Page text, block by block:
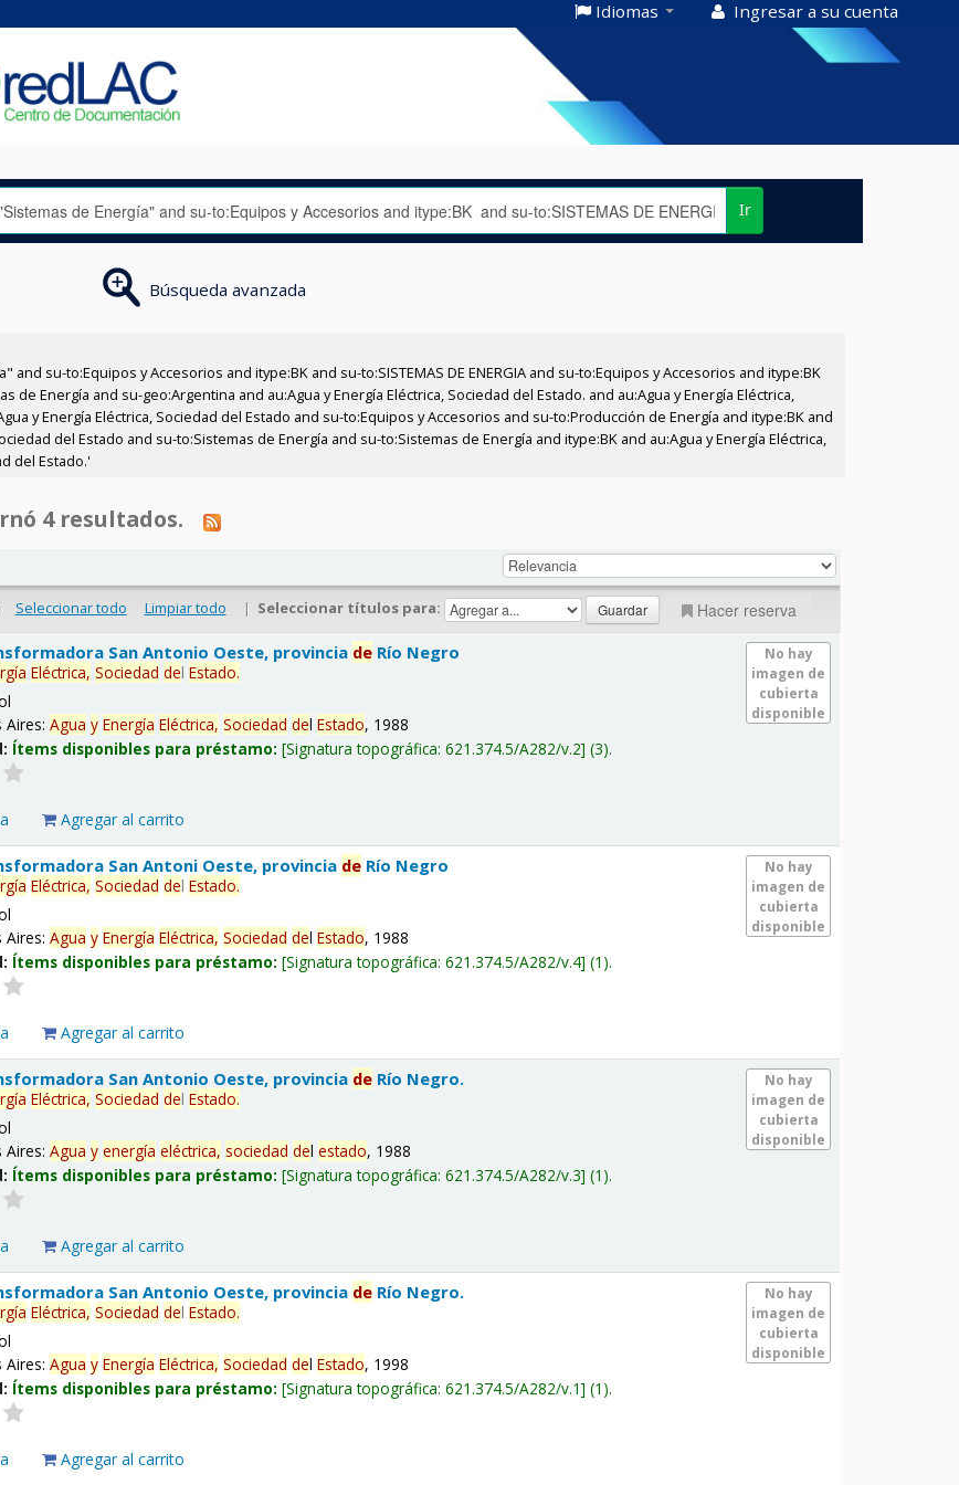
Idiomas Ingresar a su cuenta
Ir
Búsqueda avanzada
su-to:Equipos y Accesorios and itype:BK and su-to:SISTEMAS DE ENERGIA and su-to:Equipos y Accesorios and itype:BK
de Energía and su-geo:Argentina and au:Agua y Energía Eléctrica, Sociedad del Estado. and au:Agua y Energía Eléctrica,
y Energía Eléctrica, Sociedad del Estado and su-to:Equipos y Accesorios and su-to:Producción de Energía and itype:BK and
del Estado and su-to:Sistemas de Energía and su-to:Sistemas de Energía and itype:BK and au:Agua y Energía Eléctrica,
del Estado.'
4 resultados.
Seleccionar todo Limpiar todo | Seleccionar títulos para: Hacer reserva
No hay
imagen de
cubierta
disponible
San Antonio Oeste, provincia de Río Negro
Eléctrica, Sociedad delEstado.
Aires:Agua y Energía Eléctrica, Sociedad delEstado, 1988
Ítems disponibles para préstamo: Signatura topográfica:621.374.5/A282/v.2 (3).
Agregar al carrito
No hay
imagen de
cubierta
disponible
San Antoni Oeste, provincia de Río Negro
Eléctrica, Sociedad delEstado.
Aires:Agua y Energía Eléctrica, Sociedad delEstado, 1988
Ítems disponibles para préstamo: Signatura topográfica:621.374.5/A282/v.4 (1).
Agregar al carrito
No hay
imagen de
cubierta
disponible
San Antonio Oeste, provincia de Río Negro.
Eléctrica, Sociedad delEstado.
Aires:Agua y energía eléctrica, sociedad delestado, 1988
Ítems disponibles para préstamo: Signatura topográfica:621.374.5/A282/v.3 (1).
Agregar al carrito
No hay
imagen de
cubierta
disponible
San Antonio Oeste, provincia de Río Negro.
Eléctrica, Sociedad delEstado.
Aires:Agua y Energía Eléctrica, Sociedad delEstado, 1998
Ítems disponibles para préstamo: Signatura topográfica:621.374.5/A282/v.1 (1).
Agregar al carrito